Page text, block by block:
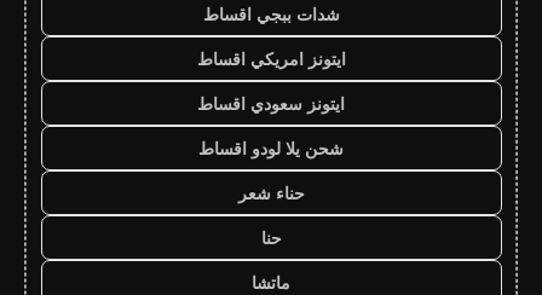
شدات ببجي اقساط
ايتونز امريكي اقساط
ايتونز سعودي اقساط
شحن يلا لودو اقساط
حناء شعر
حنا
ماتشا